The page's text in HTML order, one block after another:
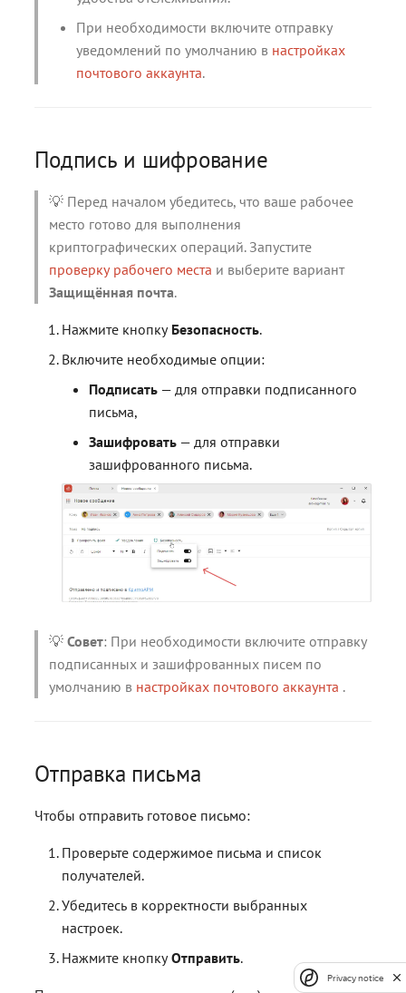
При необходимости включите отправку
уведомлений по умолчанию в настройках
почтового аккаунта.
Подпись и шифрование
💡 Перед началом убедитесь, что ваше рабочее
место готово для выполнения
криптографических операций. Запустите
проверку рабочего места и выберите вариант
Защищённая почта.
Нажмите кнопку Безопасность.
Включите необходимые опции:
Подписать — для отправки подписанного
письма,
Зашифровать — для отправки
зашифрованного письма.
💡Совет: При необходимости включите отправку
подписанных и зашифрованных писем по
умолчанию в настройках почтового аккаунта .
Отправка письма
Чтобы отправить готовое письмо:
Проверьте содержимое письма и список
получателей.
Убедитесь в корректности выбранных
настроек.
Нажмите кнопкуОтправить.
Privacy notice